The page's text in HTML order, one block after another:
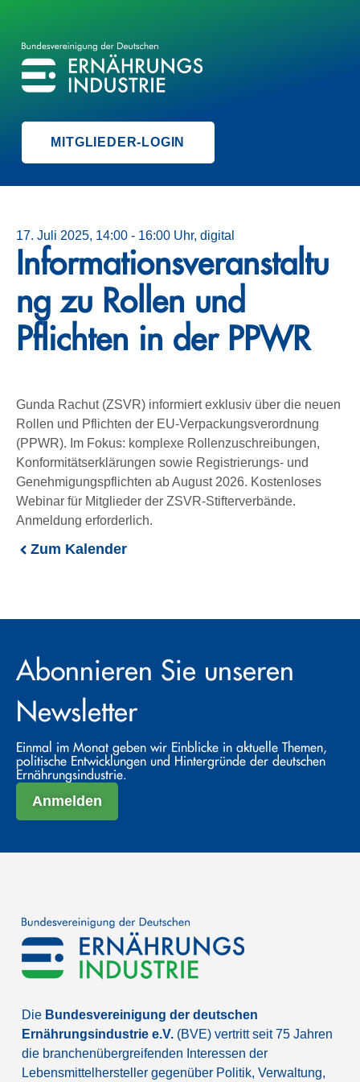
BVE
BUNDESVEREINIGUNG DER ERNÄHRUNGSINDUSTRIE
MITGLIEDER-LOGIN
17. Juli 2025, 14:00 - 16:00 Uhr, digital
Informationsveranstaltu
ng zu Rollen und
Pflichten in der PPWR
Gunda Rachut (ZSVR) informiert exklusiv über die neuen
Rollen und Pflichten der EU-Verpackungsverordnung
(PPWR). Im Fokus: komplexe Rollenzuschreibungen,
Konformitätserklärungen sowie Registrierungs- und
Genehmigungspflichten ab August 2026. Kostenloses
Webinar für Mitglieder der ZSVR-Stifterverbände.
Anmeldung erforderlich.
Zum Kalender
Abonnieren Sie unseren
Newsletter
Einmal im Monat geben wir Einblicke in aktuelle Themen,
politische Entwicklungen und Hintergründe der deutschen
Ernährungsindustrie.
Anmelden
Die Bundesvereinigung der deutschen
Ernährungsindustrie e.V. (BVE) vertritt seit 75 Jahren
die branchenübergreifenden Interessen der
Lebensmittelhersteller gegenüber Politik, Verwaltung,